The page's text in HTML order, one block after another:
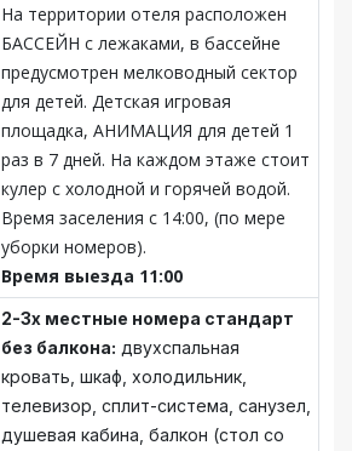
На территории отеля расположен
БАССЕЙН с лежаками, в бассейне
предусмотрен мелководный сектор
для детей. Детская игровая
площадка, АНИМАЦИЯ для детей 1
раз в 7 дней. На каждом этаже стоит
кулер с холодной и горячей водой.
Время заселения с 14:00, (по мере
уборки номеров).
Время выезда 11:00
2-3х местные номера стандарт
без балкона: двухспальная
кровать, шкаф, холодильник,
телевизор, сплит-система, санузел,
душевая кабина, балкон (стол со